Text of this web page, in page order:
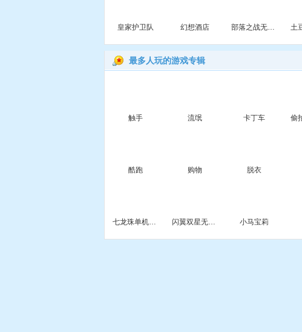
皇家护卫队 幻想酒店 部落之战无敌版
最多人玩的游戏专辑
触手 流氓 卡丁车
酷跑 购物 脱衣
七龙珠单机游戏系列大合集 闪翼双星无敌版 小马宝莉